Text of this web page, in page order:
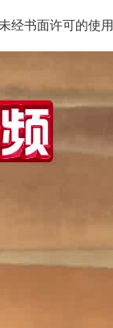
经书面许可的使